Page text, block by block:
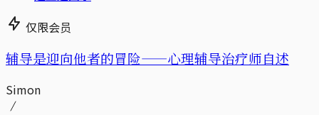
仅限会员
辅导是迎向他者的冒险——心理辅导治疗师自述
Simon